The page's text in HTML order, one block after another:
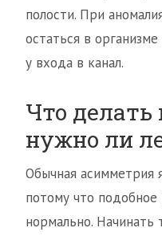
полости. При
остаться в
у входа в канал.
Что
нужно ли
Обычная асимметрия
потому что
нормально.